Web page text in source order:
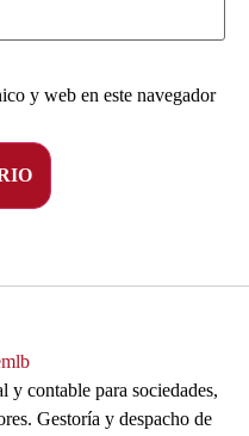
y web en este navegador
y contable para sociedades,
Gestoría y despacho de